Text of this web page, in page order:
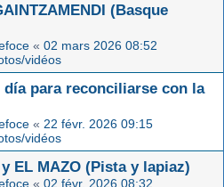
(Basque
« 02 mars 2026 08:52
vidéos
día para reconciliarse con la
« 22 févr. 2026 09:15
vidéos
EL MAZO (Pista y lapiaz)
« 02 févr. 2026 08:32